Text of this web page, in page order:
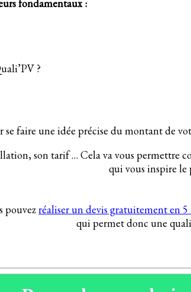
fondamentaux :
?
faire une idée précise du montant de
son tarif … Cela va vous
qui vous inspire le
pouvezréaliser un devis gratuitement en
qui permet donc une